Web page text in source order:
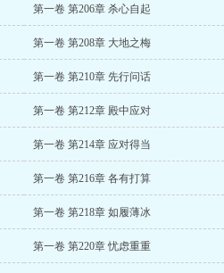
第一卷 第206章 杀心自起
第一卷 第208章 大地之梅
第一卷 第210章 先行问话
第一卷 第212章 殿中应对
第一卷 第214章 应对得当
第一卷 第216章 各有打算
第一卷 第218章 如履薄冰
第一卷 第220章 忧虑重重